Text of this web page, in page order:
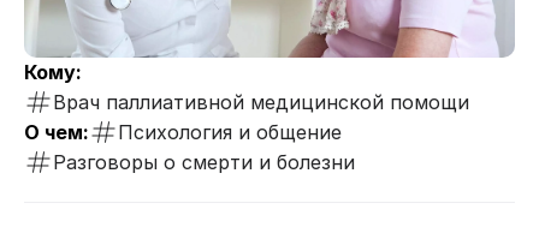
Кому:
Врач паллиативной медицинской помощи
О чем:
Психология и общение
Разговоры о смерти и болезни